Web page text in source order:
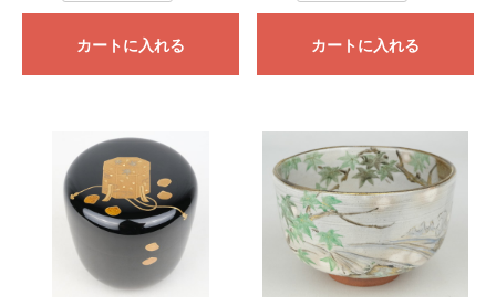
カートに入れる カートに入れる